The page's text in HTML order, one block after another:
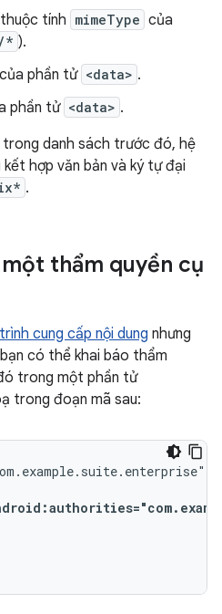
tính mimeType của
* ).
của phần tử <data> .
phần tử <data> .
danh sách trước đó, hệ
hợp văn bản và ký tự đại
.
thẩm quyền cụ
trình cung cấp nội dung nhưng
có thể khai báo thẩm
trong một phần tử
trong đoạn mã sau: